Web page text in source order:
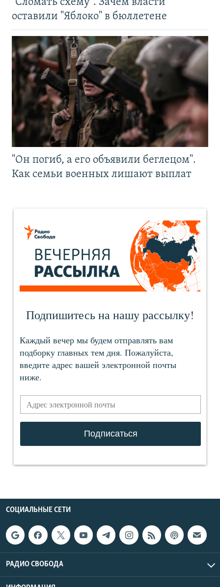
"Сломать схему". Зачем власти
оставили "Яблоко" в бюллетене
"Он погиб, а его объявили беглецом".
Как семьи военных лишают выплат
СОЦИАЛЬНЫЕ СЕТИ
РАДИО СВОБОДА